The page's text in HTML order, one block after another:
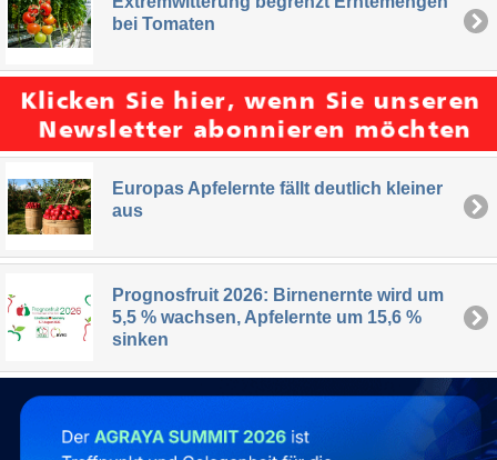
bei Tomaten
Europas Apfelernte fällt deutlich kleiner
aus
Prognosfruit 2026: Birnenernte wird um
5,5 % wachsen, Apfelernte um 15,6 %
sinken